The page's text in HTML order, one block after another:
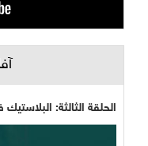
الحلقة الثالثة: